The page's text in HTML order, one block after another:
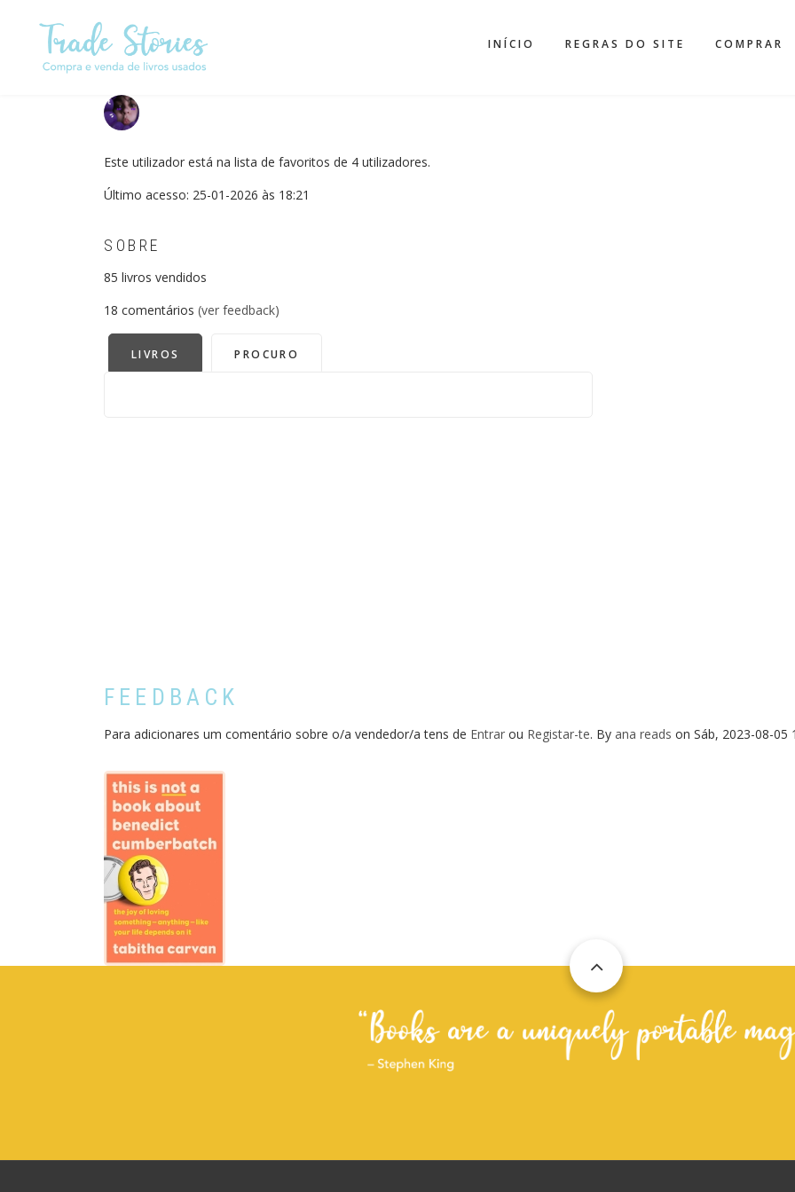
conteúdo
INÍCIO REGRAS DO SITE COMPRAR
Este utilizador está na lista de favoritos de 4 utilizadores.
Último acesso: 25-01-2026 às 18:21
SOBRE
85 livros vendidos
18 comentários (ver feedback)
LIVROS PROCURO
FEEDBACK
Para adicionares um comentário sobre o/a vendedor/a tens de Entrar ou Registar-te. By ana reads on Sáb, 2023-08-05